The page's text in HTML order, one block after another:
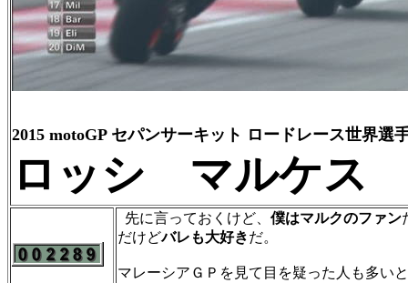
2015 motoGP セパンサーキット ロードレース世界選
ロッシ マルケス
先に言っておくけど、 僕はマルクのファン
だけどバレも大好きだ。
マレーシアＧＰを見て目を疑った人も多い